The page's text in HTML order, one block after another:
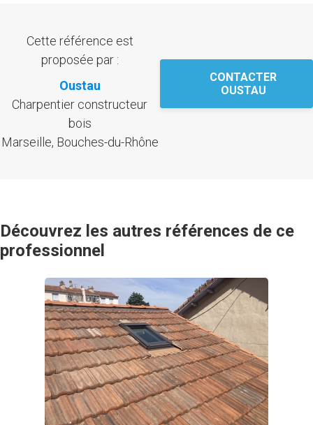
Cette référence est
proposée par :
Oustau
Charpentier constructeur
bois
Marseille, Bouches-du-Rhône
CONTACTER
OUSTAU
Découvrez les autres références de ce
professionnel